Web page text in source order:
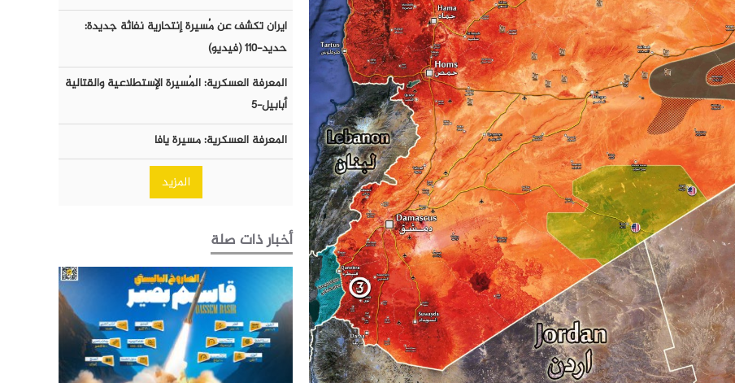
ايران تكشف عن مُسيرة إنتحارية نفاثة جديدة:
حديد-١١٠ (فيديو)
المعرفة العسكرية: المُسيرة الإستطلاعية والقتالية
أبابيل-٥
المعرفة العسكرية: مسيرة يافا
المزيد
أخبار ذات صلة